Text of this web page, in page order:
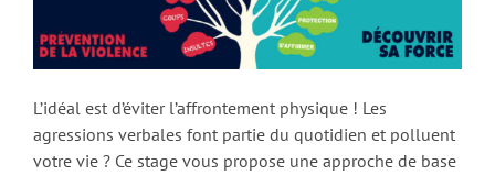
L’idéal est d’éviter l’affrontement physique ! Les
agressions verbales font partie du quotidien et polluent
votre vie ? Ce stage vous propose une approche de base